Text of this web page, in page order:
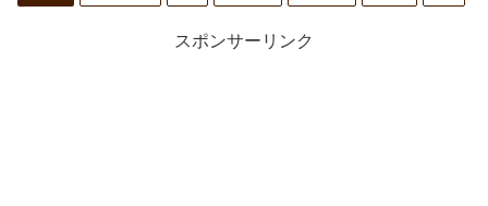
スポンサーリンク